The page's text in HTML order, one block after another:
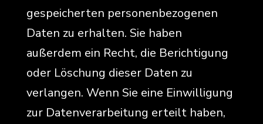
gespeicherten personenbezogenen
Daten zu erhalten. Sie haben
außerdem ein Recht, die Berichtigung
oder Löschung dieser Daten zu
verlangen. Wenn Sie eine Einwilligung
zur Datenverarbeitung erteilt haben,